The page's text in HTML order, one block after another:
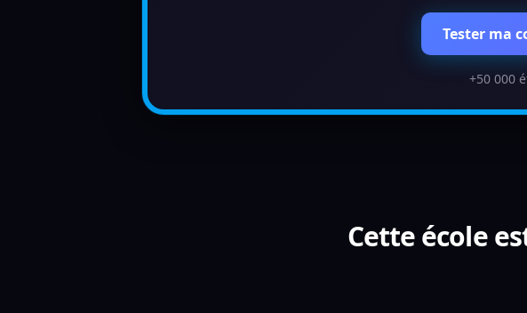
Tester ma
+50 000
Cette école